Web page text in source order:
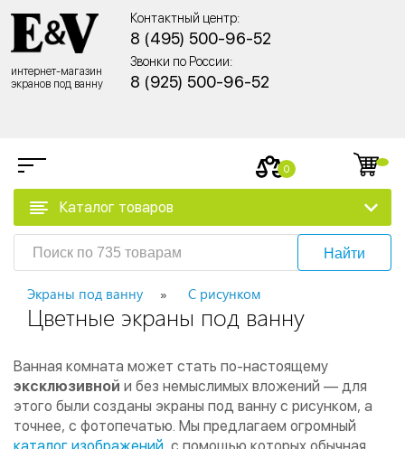
интернет-магазин
экранов под ванну
Контактный центр:
8 (495) 500-96-52
Звонки по России:
8 (925) 500-96-52
0
Каталог товаров
Найти
Экраны под ванну С рисунком
Цветные экраны под ванну
Ванная комната может стать по-настоящему
эксклюзивной и без немыслимых вложений — для
этого были созданы экраны под ванну с рисунком, а
точнее, с фотопечатью. Мы предлагаем огромный